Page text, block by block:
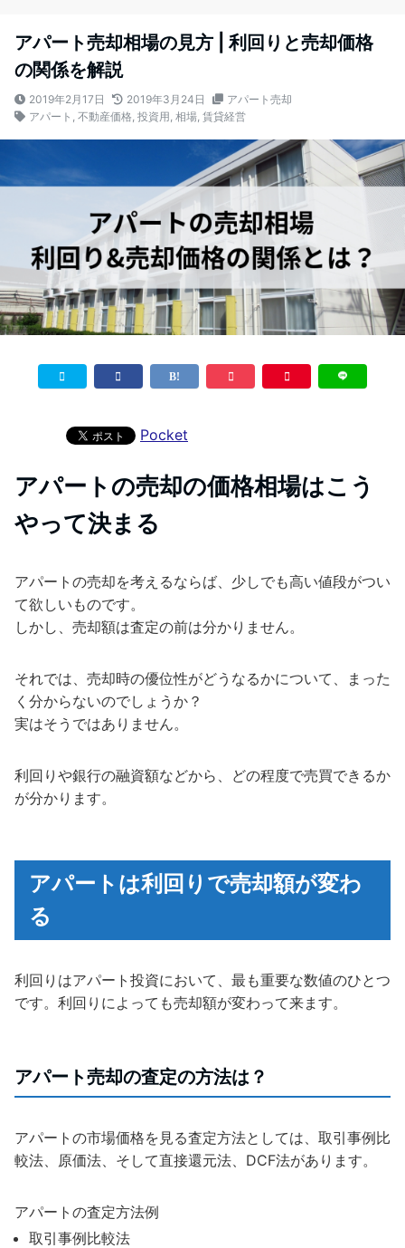
アパート売却相場の見方 | 利回りと売却価格
の関係を解説
2019年2月17日 2019年3月24日
アパート売却
アパート , 不動産価格, 投資用, 相場, 賃貸経営
Pocket
アパートの売却の価格相場はこう
やって決まる
アパートの売却を考えるならば、少しでも高い値段がつい
て欲しいものです。
しかし、売却額は査定の前は分かりません。
それでは、売却時の優位性がどうなるかについて、まった
く分からないのでしょうか？
実はそうではありません。
利回りや銀行の融資額などから、どの程度で売買できるか
が分かります。
アパートは利回りで売却額が変わ
る
利回りはアパート投資において、最も重要な数値のひとつ
です。利回りによっても売却額が変わって来ます。
アパート売却の査定の方法は？
アパートの市場価格を見る査定方法としては、取引事例比
較法、原価法、そして直接還元法、DCF法があります。
アパートの査定方法例
取引事例比較法